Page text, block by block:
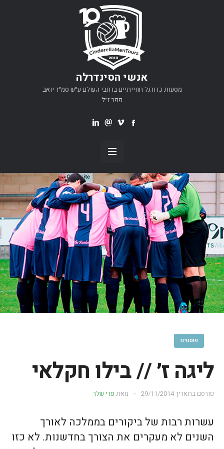
אנשי הסינדרלה
מסעות כדורגל חווייתיים ברחבי העולם ע״ש סמ״ר יואב
פפר ז״ל
פוסטים
ליגה ז׳ // בילו חקלאי
פורסם בתאריך29/11/2014 מאת פרי שלר
עשרות רבות של ביקורים בממלכה לאורך
השנים לא מעקרים את הצורך בחדשנות. לא כזו